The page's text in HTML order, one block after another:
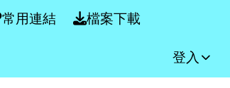
常用連結 檔案下載
登入